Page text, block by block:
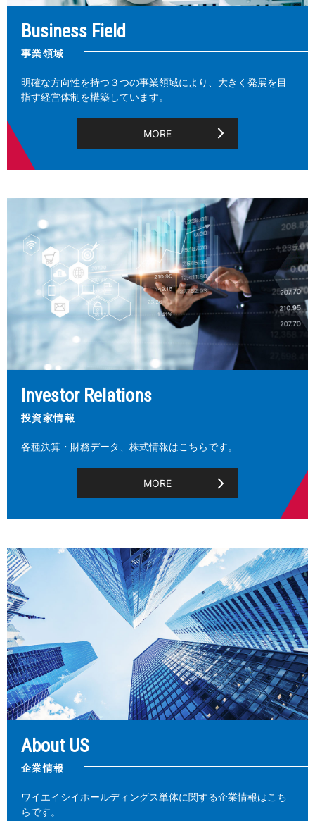
Business Field
事業領域
明確な方向性を持つ３つの事業領域により、大きく発展を目
指す経営体制を構築しています。
MORE
Investor Relations
投資家情報
各種決算・財務データ、株式情報はこちらです。
MORE
About US
企業情報
ワイエイシイホールディングス単体に関する企業情報はこち
らです。